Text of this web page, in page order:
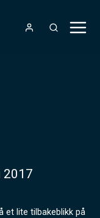
2017
et lite tilbakeblikk på